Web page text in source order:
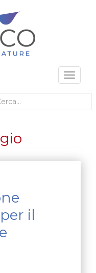
Toggle
nel sito
il